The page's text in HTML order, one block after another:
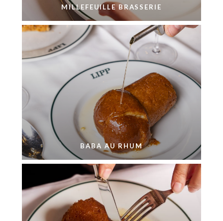
MILLEFEUILLE BRASSERIE
BABA AU RHUM